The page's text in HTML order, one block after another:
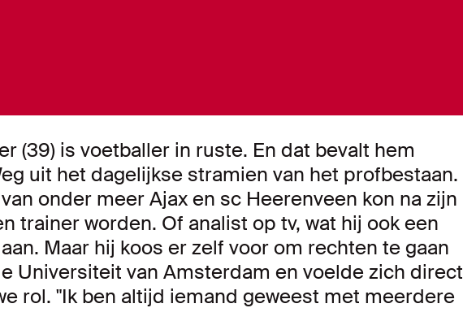
(39) is voetballer in ruste. En dat bevalt hem
uit het dagelijkse stramien van het profbestaan.
onder meer Ajax en sc Heerenveen kon na zijn
trainer worden. Of analist op tv, wat hij ook een
Maar hij koos er zelf voor om rechten te gaan
Universiteit van Amsterdam en voelde zich direct
rol. "Ik ben altijd iemand geweest met meerdere